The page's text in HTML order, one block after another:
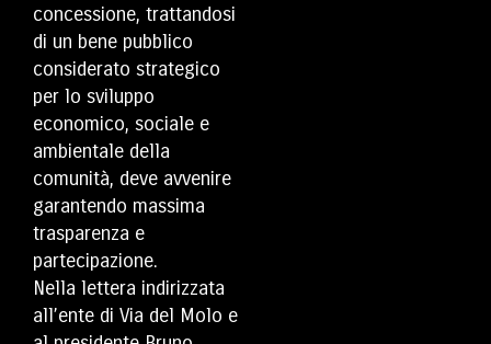
concessione, trattandosi
di un bene pubblico
considerato strategico
per lo sviluppo
economico, sociale e
ambientale della
comunità, deve avvenire
garantendo massima
trasparenza e
partecipazione.
Nella lettera indirizzata
all’ente di Via del Molo e